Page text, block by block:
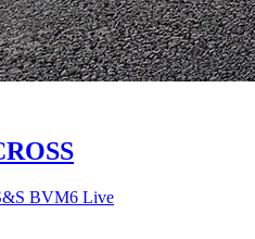
BVM6 Live